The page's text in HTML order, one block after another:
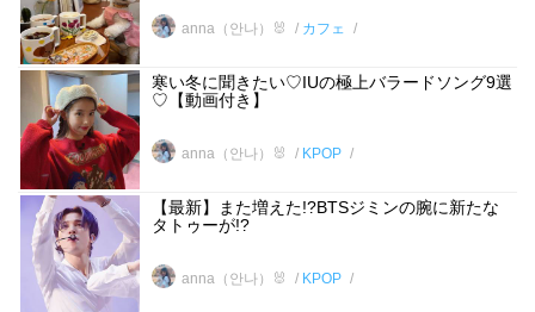
anna（안나）🐰 カフェ
寒い冬に聞きたい♡IUの極上バラードソング9選
♡【動画付き】
anna（안나）🐰 KPOP
【最新】また増えた!?BTSジミンの腕に新たな
タトゥーが!?
anna（안나）🐰 KPOP